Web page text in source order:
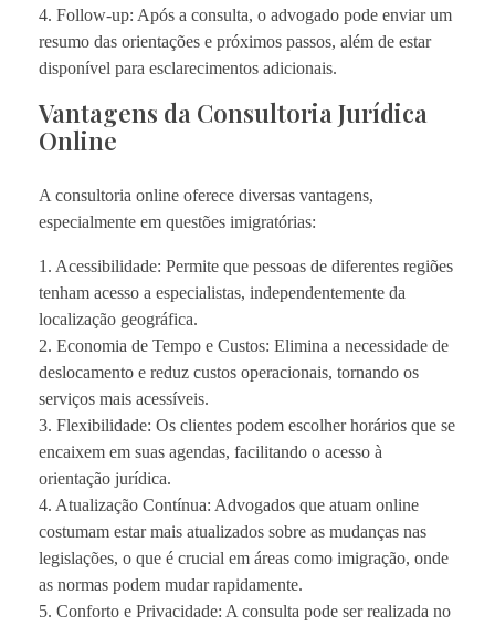
4. Follow-up: Após a consulta, o advogado pode enviar um
resumo das orientações e próximos passos, além de estar
disponível para esclarecimentos adicionais.
Vantagens da Consultoria Jurídica
Online
A consultoria online oferece diversas vantagens,
especialmente em questões imigratórias:
1. Acessibilidade: Permite que pessoas de diferentes regiões
tenham acesso a especialistas, independentemente da
localização geográfica.
2. Economia de Tempo e Custos: Elimina a necessidade de
deslocamento e reduz custos operacionais, tornando os
serviços mais acessíveis.
3. Flexibilidade: Os clientes podem escolher horários que se
encaixem em suas agendas, facilitando o acesso à
orientação jurídica.
4. Atualização Contínua: Advogados que atuam online
costumam estar mais atualizados sobre as mudanças nas
legislações, o que é crucial em áreas como imigração, onde
as normas podem mudar rapidamente.
5. Conforto e Privacidade: A consulta pode ser realizada no